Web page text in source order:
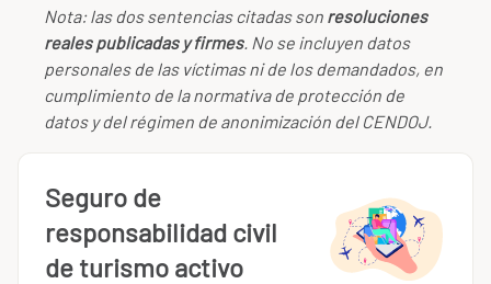
Nota: las dos sentencias citadas son resoluciones
reales publicadas y firmes. No se incluyen datos
personales de las víctimas ni de los demandados, en
cumplimiento de la normativa de protección de
datos y del régimen de anonimización del CENDOJ.
Seguro de
responsabilidad civil
de turismo activo